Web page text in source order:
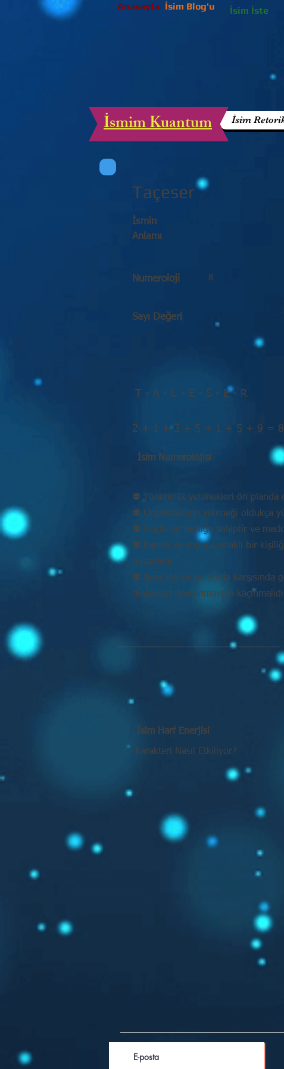
Anasayfa İsim Blog'u İsim İste
İsim
İsmim Kuantum
Taçeser
İsmin
Anlamı
Numeroloji 8
Sayı Değeri
T - A - C - E - S - E - R
2 + 1 + 3 + 5 + 1 + 5 + 9 = 8
İsim Numerolojisi
⚉ Yöneticilik yetenekleri ön planda
⚉ Organizasyon yeteneği oldukça
⚉ Güçlü bir kişiliğe sahiptir ve
⚉ Kararlı ve sonuca odaklı bir
başarılıdır.
⚉ Amacına giden yolda karşısında
duygusuz davranmaktan
İsim Harf Enerjisi
Karakteri Nasıl Etkiliyor?